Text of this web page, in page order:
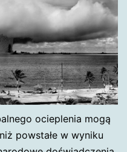
ocieplenia mogą
powstałe w wyniku